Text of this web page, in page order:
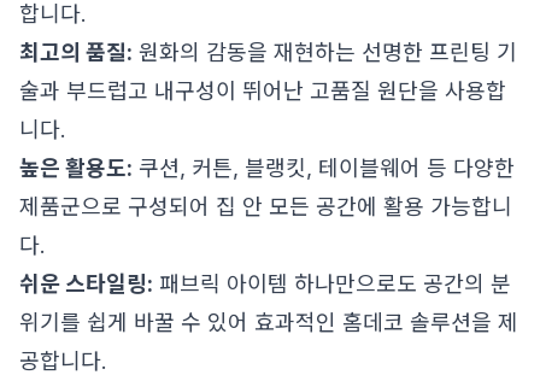
합니다.
최고의 품질: 원화의 감동을 재현하는 선명한 프린팅 기
술과 부드럽고 내구성이 뛰어난 고품질 원단을 사용합
니다.
높은 활용도: 쿠션, 커튼, 블랭킷, 테이블웨어 등 다양한
제품군으로 구성되어 집 안 모든 공간에 활용 가능합니
다.
쉬운 스타일링: 패브릭 아이템 하나만으로도 공간의 분
위기를 쉽게 바꿀 수 있어 효과적인 홈데코 솔루션을 제
공합니다.